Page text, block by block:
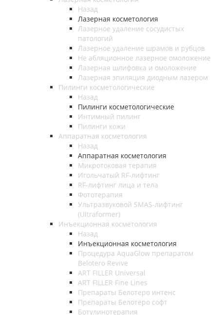
Назад
Лазерная косметология
Лазерное удаление сосудистых
патологий
Лазерное удаление шрамов и рубцов
Не абляционное лазерное омоложение
Лазерная шлифовка и омоложение
Лазерная эпиляция диодным лазером
Пилинги косметологические
Назад
Пилинги косметологические
Интимный пилинг
Пилинги кожи
Аппаратная косметология
Назад
Аппаратная косметология
Микротоковая терапия
Игольчатый RF-лифтинг
RF-лифтинг лица и тела
Фототерапия
Ультразвуковой SMAS-лифтинг
(Ultraformer)
Инъекционная косметология
Назад
Инъекционная косметология
Процедура AquaGlow препаратом
Belotero Revive
ART FILLER Universal
ART FILLER Fine Lines
Препараты Белотеро интенс
Препараты Белотеро софт
Ботулинотерапия